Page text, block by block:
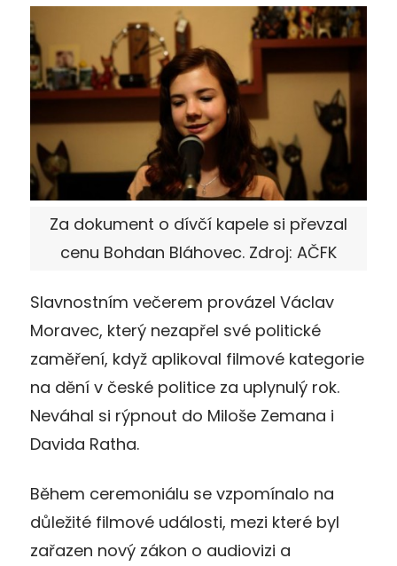
Za dokument o dívčí kapele si převzal
cenu Bohdan Bláhovec. Zdroj: AČFK
Slavnostním večerem provázel Václav
Moravec, který nezapřel své politické
zaměření, když aplikoval filmové kategorie
na dění v české politice za uplynulý rok.
Neváhal si rýpnout do Miloše Zemana i
Davida Ratha.
Během ceremoniálu se vzpomínalo na
důležité filmové události, mezi které byl
zařazen nový zákon o audiovizi a